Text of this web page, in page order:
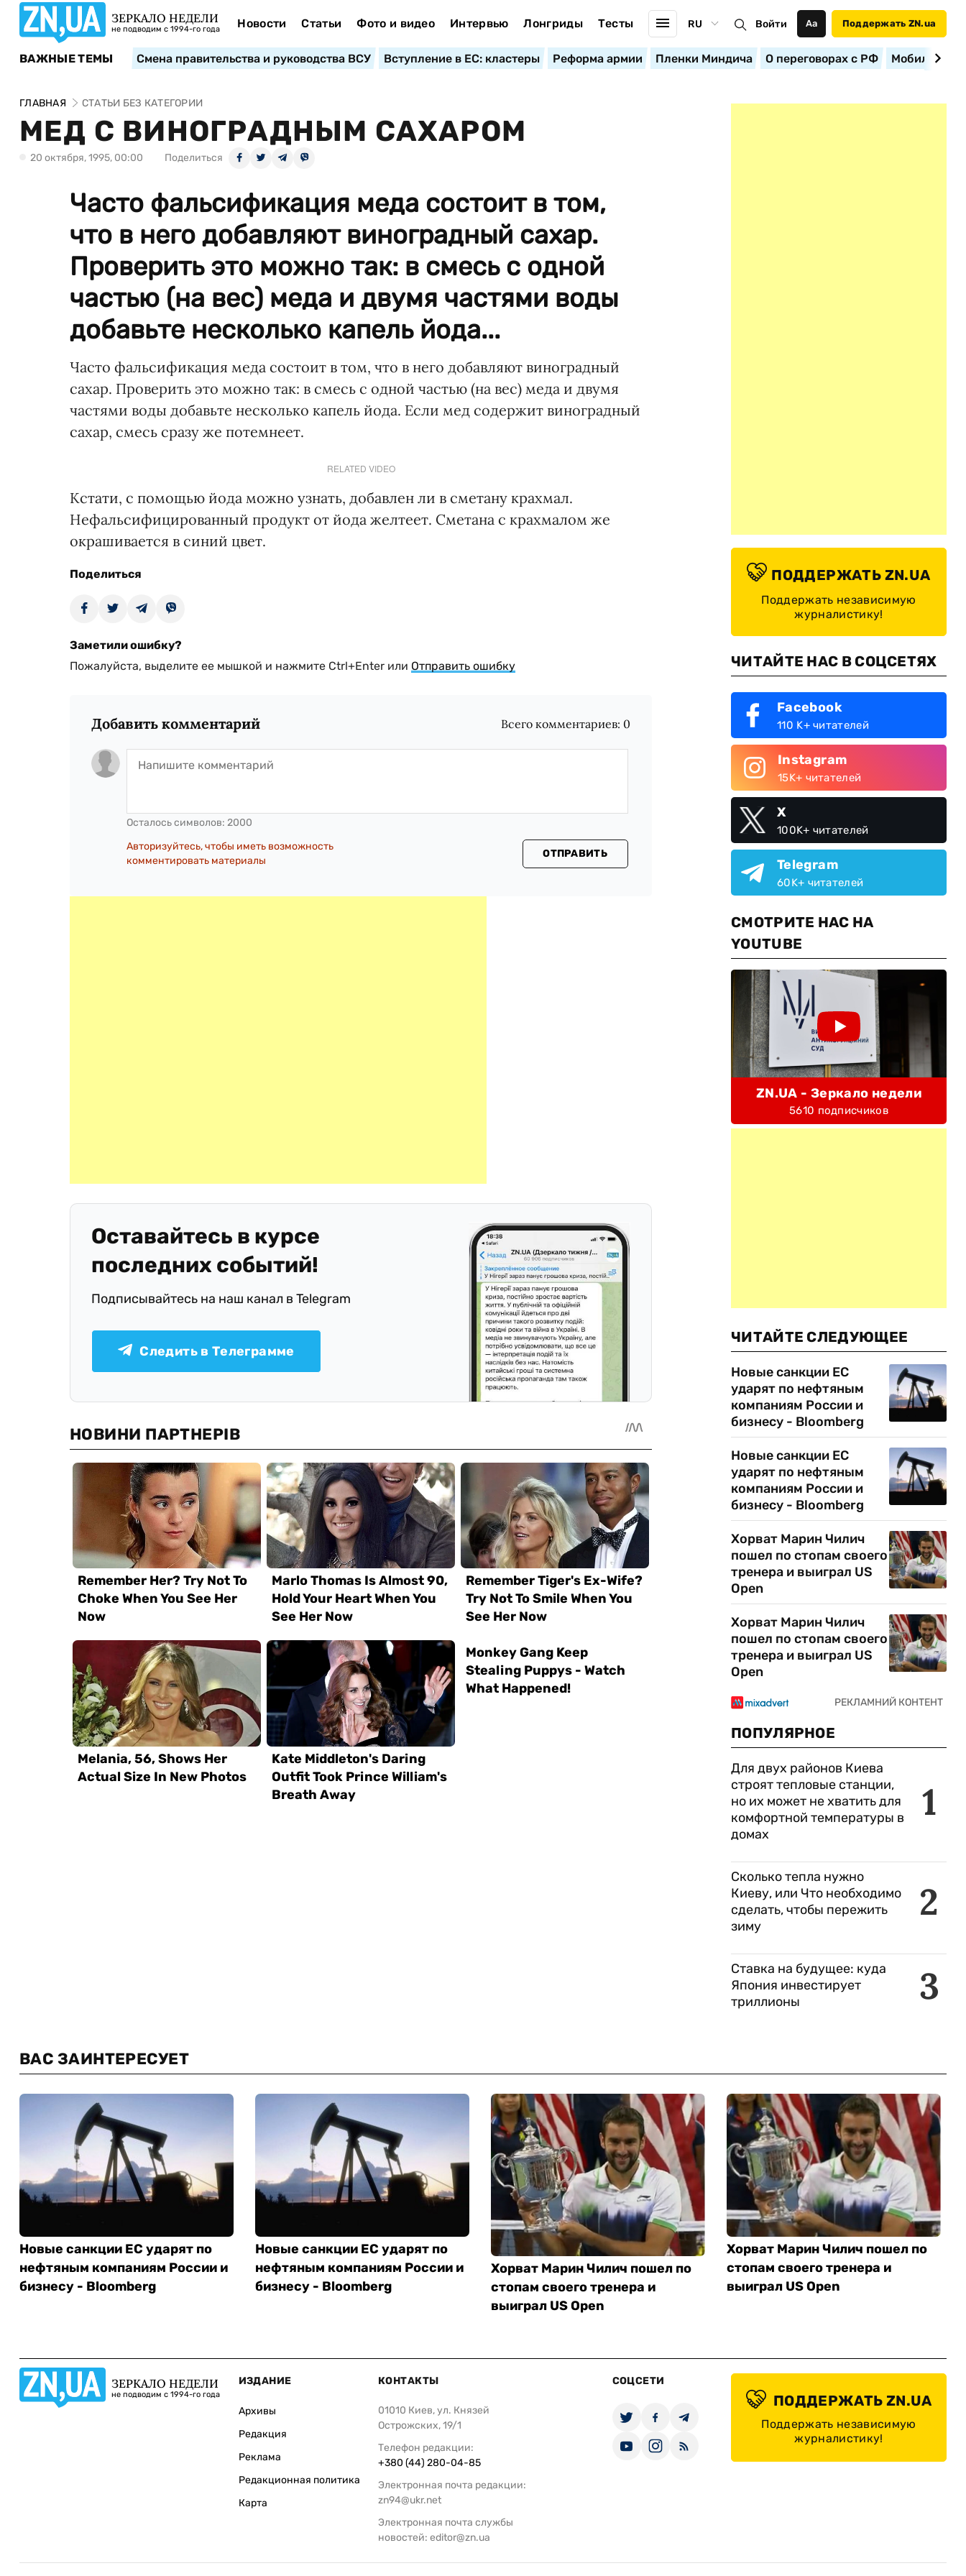
ЗЕРКАЛО НЕДЕЛИ
не подводим с 1994-го года Новости Статьи Фото и видео Интервью Лонгриды Тесты RU Войти Аа Поддержать ZN.ua
ВАЖНЫЕ ТЕМЫ Смена правительства и руководства ВСУ Вступление в ЕС: кластеры Реформа армии Пленки Миндича О переговорах с РФ
ГЛАВНАЯ СТАТЬИ БЕЗ КАТЕГОРИИ
МЕД С ВИНОГРАДНЫМ САХАРОМ
20 октября, 1995, 00:00 Поделиться
Часто фальсификация меда состоит в том,
что в него добавляют виноградный сахар.
Проверить это можно так: в смесь с одной
частью (на вес) меда и двумя частями воды
добавьте несколько капель йода...
Часто фальсификация меда состоит в том, что в него добавляют виноградный
сахар. Проверить это можно так: в смесь с одной частью (на вес) меда и двумя
частями воды добавьте несколько капель йода. Если мед содержит виноградный
сахар, смесь сразу же потемнеет.
RELATED VIDEO
Кстати, с помощью йода можно узнать, добавлен ли в сметану крахмал.
Нефальсифицированный продукт от йода желтеет. Сметана с крахмалом же
окрашивается в синий цвет.
Поделиться
Заметили ошибку?
Пожалуйста, выделите ее мышкой и нажмите Ctrl+Enter или Отправить ошибку
Добавить комментарий Всего комментариев: 0
Осталось символов: 2000
Авторизуйтесь, чтобы иметь возможность
комментировать материалы
ОТПРАВИТЬ
Оставайтесь в курсе
последних событий!
Подписывайтесь на наш канал в Telegram
Следить в Телеграмме
ПОДДЕРЖАТЬ ZN.UA
Поддержать независимую
журналистику!
ЧИТАЙТЕ НАС В СОЦСЕТЯХ
Facebook
110 K+ читателей
Instagram
15K+ читателей
X
100K+ читателей
Telegram
60K+ читателей
СМОТРИТЕ НАС НА
YOUTUBE
ZN.UA - Зеркало недели
5610 подписчиков
ЧИТАЙТЕ СЛЕДУЮЩЕЕ
Новые санкции ЕС
ударят по нефтяным
компаниям России и
бизнесу - Bloomberg
Новые санкции ЕС
ударят по нефтяным
компаниям России и
бизнесу - Bloomberg
Хорват Марин Чилич
пошел по стопам своего
тренера и выиграл US
Open
Хорват Марин Чилич
пошел по стопам своего
тренера и выиграл US
Open
ПОПУЛЯРНОЕ
1
Для двух районов Киева
строят тепловые станции,
но их может не хватить для
комфортной температуры в
домах
2
Сколько тепла нужно
Киеву, или Что необходимо
сделать, чтобы пережить
зиму
3
Ставка на будущее: куда
Япония инвестирует
триллионы
ВАС ЗАИНТЕРЕСУЕТ
Новые санкции ЕС ударят по
нефтяным компаниям России и
бизнесу - Bloomberg
Новые санкции ЕС ударят по
нефтяным компаниям России и
бизнесу - Bloomberg
Хорват Марин Чилич пошел по
стопам своего тренера и
выиграл US Open
Хорват Марин Чилич пошел по
стопам своего тренера и
выиграл US Open
ЗЕРКАЛО НЕДЕЛИ
не подводим с 1994-го года
ИЗДАНИЕ
Архивы
Редакция
Реклама
Редакционная политика
Карта
КОНТАКТЫ
01010 Киев, ул. Князей
Острожских, 19/1
Телефон редакции:
+380 (44) 280-04-85
Электронная почта редакции:
zn94@ukr.net
Электронная почта службы
новостей: editor@zn.ua
СОЦСЕТИ
ПОДДЕРЖАТЬ ZN.UA
Поддержать независимую
журналистику!